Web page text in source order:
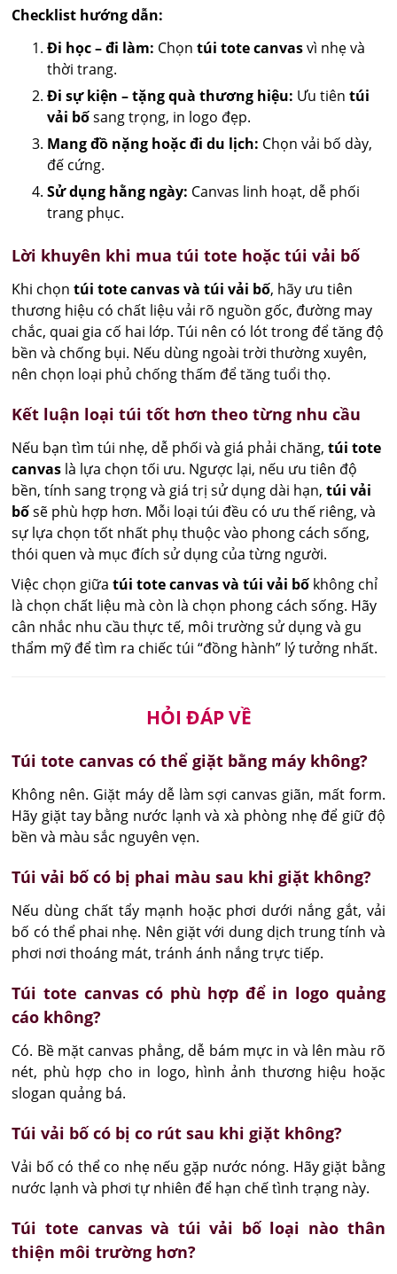
Checklist hướng dẫn:
Đi học – đi làm: Chọntúi tote canvasvì nhẹ và
thời trang.
Đi sự kiện – tặng quà thương hiệu: Ưu tiêntúi
vải bốsang trọng, in logo đẹp.
Mang đồ nặng hoặc đi du lịch: Chọn vải bố dày,
đế cứng.
Sử dụng hằng ngày: Canvas linh hoạt, dễ phối
trang phục.
Lời khuyên khi mua túi tote hoặc túi vải bố
Khi chọntúi tote canvas và túi vải bố, hãy ưu tiên
thương hiệu có chất liệu vải rõ nguồn gốc, đường may
chắc, quai gia cố hai lớp. Túi nên có lót trong để tăng độ
bền và chống bụi. Nếu dùng ngoài trời thường xuyên,
nên chọn loại phủ chống thấm để tăng tuổi thọ.
Kết luận loại túi tốt hơn theo từng nhu cầu
Nếu bạn tìm túi nhẹ, dễ phối và giá phải chăng,túi tote
canvas là lựa chọn tối ưu. Ngược lại, nếu ưu tiên độ
bền, tính sang trọng và giá trị sử dụng dài hạn,túi vải
bốsẽ phù hợp hơn. Mỗi loại túi đều có ưu thế riêng, và
sự lựa chọn tốt nhất phụ thuộc vào phong cách sống,
thói quen và mục đích sử dụng của từng người.
Việc chọn giữatúi tote canvas và túi vải bố không chỉ
là chọn chất liệu mà còn là chọn phong cách sống. Hãy
cân nhắc nhu cầu thực tế, môi trường sử dụng và gu
thẩm mỹ để tìm ra chiếc túi “đồng hành” lý tưởng nhất.
HỎI ĐÁP VỀ
Túi tote canvas có thể giặt bằng máy không?
Không nên. Giặt máy dễ làm sợi canvas giãn, mất form.
Hãy giặt tay bằng nước lạnh và xà phòng nhẹ để giữ độ
bền và màu sắc nguyên vẹn.
Túi vải bố có bị phai màu sau khi giặt không?
Nếu dùng chất tẩy mạnh hoặc phơi dưới nắng gắt, vải
bố có thể phai nhẹ. Nên giặt với dung dịch trung tính và
phơi nơi thoáng mát, tránh ánh nắng trực tiếp.
Túi tote canvas có phù hợp để in logo quảng
cáo không?
Có. Bề mặt canvas phẳng, dễ bám mực in và lên màu rõ
nét, phù hợp cho in logo, hình ảnh thương hiệu hoặc
slogan quảng bá.
Túi vải bố có bị co rút sau khi giặt không?
Vải bố có thể co nhẹ nếu gặp nước nóng. Hãy giặt bằng
nước lạnh và phơi tự nhiên để hạn chế tình trạng này.
Túi tote canvas và túi vải bố loại nào thân
thiện môi trường hơn?